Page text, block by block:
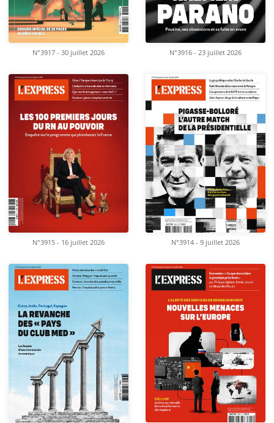
N°3917 - 30 juillet 2026 N°3916 - 23 juillet 2026
N°3915 - 16 juillet 2026 N°3914 - 9 juillet 2026